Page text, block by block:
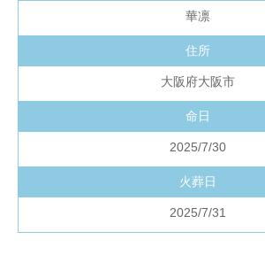
華凛
住所
大阪府大阪市
命日
2025/7/30
火葬日
2025/7/31